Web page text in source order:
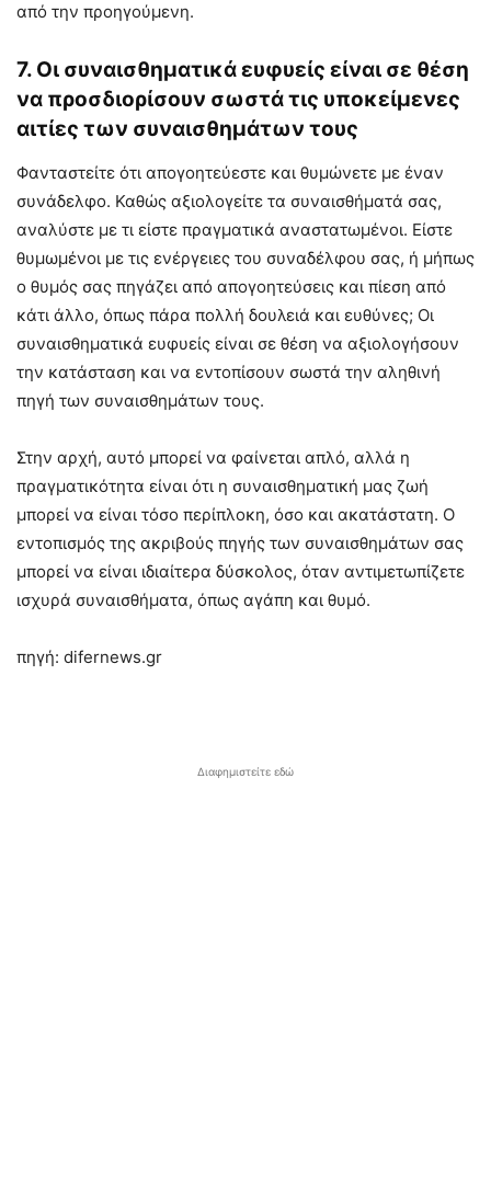
από την προηγούμενη.
7. Οι συναισθηματικά ευφυείς είναι σε θέση
να προσδιορίσουν σωστά τις υποκείμενες
αιτίες των συναισθημάτων τους
Φανταστείτε ότι απογοητεύεστε και θυμώνετε με έναν
συνάδελφο. Καθώς αξιολογείτε τα συναισθήματά σας,
αναλύστε με τι είστε πραγματικά αναστατωμένοι. Είστε
θυμωμένοι με τις ενέργειες του συναδέλφου σας, ή μήπως
ο θυμός σας πηγάζει από απογοητεύσεις και πίεση από
κάτι άλλο, όπως πάρα πολλή δουλειά και ευθύνες; Οι
συναισθηματικά ευφυείς είναι σε θέση να αξιολογήσουν
την κατάσταση και να εντοπίσουν σωστά την αληθινή
πηγή των συναισθημάτων τους.
Στην αρχή, αυτό μπορεί να φαίνεται απλό, αλλά η
πραγματικότητα είναι ότι η συναισθηματική μας ζωή
μπορεί να είναι τόσο περίπλοκη, όσο και ακατάστατη. Ο
εντοπισμός της ακριβούς πηγής των συναισθημάτων σας
μπορεί να είναι ιδιαίτερα δύσκολος, όταν αντιμετωπίζετε
ισχυρά συναισθήματα, όπως αγάπη και θυμό.
πηγή: difernews.gr
Διαφημιστείτε εδώ